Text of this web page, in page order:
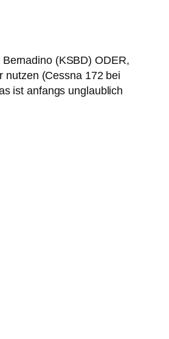
(KSBD) ODER,
nutzen (Cessna 172 bei
ist anfangs unglaublich